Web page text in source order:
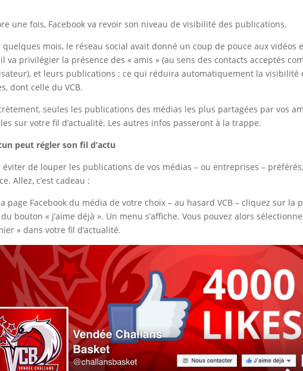
une fois, Facebook va revoir son niveau de visibilité des publications.
quelques mois, le réseau social avait donné un coup de pouce aux vidéos
va privilégier la présence des « amis » (au sens des contacts acceptés
et leurs publications ; ce qui réduira automatiquement la visibilité
dont celle du VCB.
seules les publications des médias les plus partagées par vos
sur votre fil d’actualité. Les autres infos passeront à la trappe.
peut régler son fil d’actu
éviter de louper les publications de vos médias – ou entreprises –
Allez, c’est cadeau :
page Facebook du média de votre choix – au hasard VCB – cliquez sur la
bouton « j’aime déjà ». Un menu s’affiche. Vous pouvez alors
» dans votre fil d’actualité.